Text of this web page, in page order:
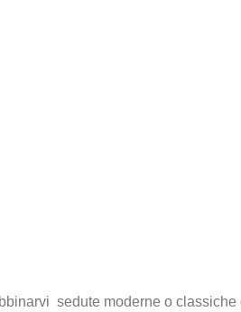
sedute moderne o classiche